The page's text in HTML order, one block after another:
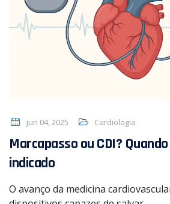
jun 04, 2025 Cardiologia
Marcapasso ou CDI?
indicado
O avanço da medicina